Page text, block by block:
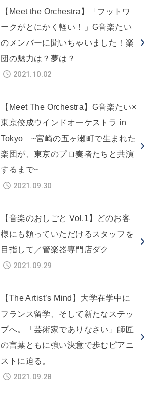
【Meet the Orchestra】「フットワ
ークがとにかく軽い！」G音楽たい
のメンバーに聞いちゃいました！楽
団の魅力は？夢は？
2021.10.02
【Meet The Orchestra】G音楽たい×
東京佼成ウインドオーケストラ in
Tokyo ~宮崎の五ヶ瀬町で生まれた
楽団が、東京のプロ奏者たちと共演
するまで~
2021.09.30
【音楽のおしごと Vol.1】どのお客
様にも頼っていただけるスタッフを
目指して／管楽器専門店ダク
2021.09.29
【The Artist’s Mind】大学在学中に
フランス留学、そして新たなステッ
プへ。「芸術家でありなさい」師匠
の言葉ともに強い決意で歩むピアニ
ストに迫る。
2021.09.28